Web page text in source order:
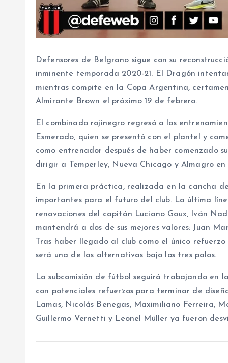
Defensores de Belgrano sigue con su
inminente temporada 2020-21. El Dragón
mientras compite en la Copa Argentina,
Almirante Brown el próximo 19 de febrero.
El combinado rojinegro regresó a los
Esmerado, quien se presentó con el plantel y
como entrenador después de haber comenzado
dirigir a Temperley, Nueva Chicago y Almagro en
En la primera práctica, realizada en la cancha
importantes para el futuro del club. La última
renovaciones del capitán Luciano Goux, Iván
mantendrá a dos de sus mejores valores: Juan
Tras haber llegado al club como el único
será una de las alternativas bajo los tres palos.
La subcomisión de fútbol seguirá trabajando en
con potenciales refuerzos para terminar de
Lamas, Nicolás Benegas, Maximiliano Ferreira,
Guillermo Vernetti y Leonel Müller ya fueron